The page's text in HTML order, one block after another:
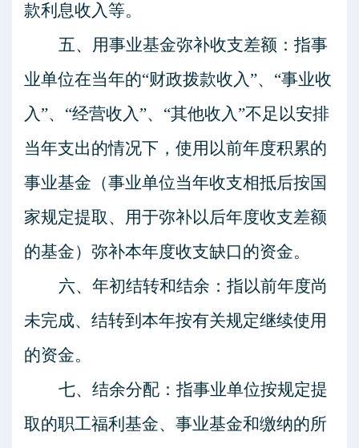
款利息收入等。
五、用事业基金弥补收支差额：指事
业单位在当年的“财政拨款收入”、“事业收
入”、“经营收入”、“其他收入”不足以安排
当年支出的情况下，使用以前年度积累的
事业基金（事业单位当年收支相抵后按国
家规定提取、用于弥补以后年度收支差额
的基金）弥补本年度收支缺口的资金。
六、年初结转和结余：指以前年度尚
未完成、结转到本年按有关规定继续使用
的资金。
七、结余分配：指事业单位按规定提
取的职工福利基金、事业基金和缴纳的所